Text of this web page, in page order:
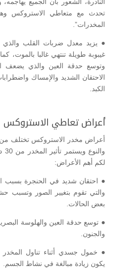
النادرة، الشعور بأن الجميع
تحدث مع متعاطي الاستروكس
المخدرات”.
● يزيد معدل ضربات القلب
غيبوبة طويلة تنتهي غالبا بالموت،
وتوسع حدقة العين والذي يضعف
الاحتقان الشديد والإمساك
الكبد.
أعراض تعاطي الاستروكس
أعراض مخدر الاستروكس تختلف
لكم أهم الأعراض:
● احتقان شديد في الحنجرة بسبب
والتي تقوم بتغيير الصور
بعض الحالات.
● توسع حدقة العين والهلوسة
والجنون.
● خمول جسدي أثناء تناول
يكون زيادة مبالغة في نشاط الجسم.